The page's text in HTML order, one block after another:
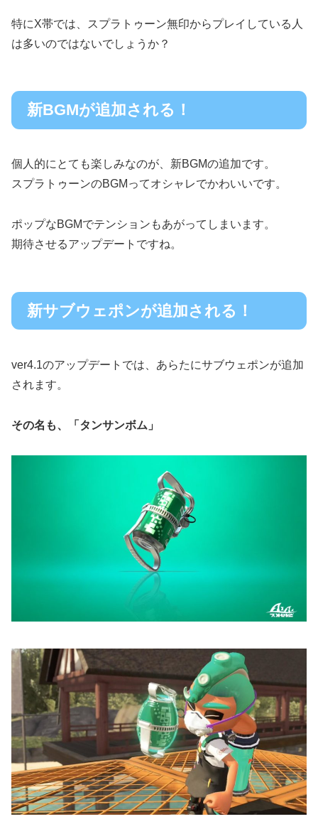
特にX帯では、スプラトゥーン無印からプレイしている人
は多いのではないでしょうか？
新BGMが追加される！
個人的にとても楽しみなのが、新BGMの追加です。
スプラトゥーンのBGMってオシャレでかわいいです。
ポップなBGMでテンションもあがってしまいます。
期待させるアップデートですね。
新サブウェポンが追加される！
ver4.1のアップデートでは、あらたにサブウェポンが追加
されます。
その名も、「タンサンボム」